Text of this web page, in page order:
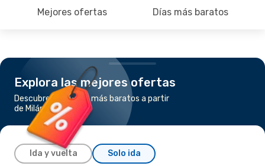
Mejores ofertas Días más baratos
Explora las mejores ofertas
Descubre los vuelos más baratos a partir
de Milán a Barcelona
Ida y vuelta Solo ida